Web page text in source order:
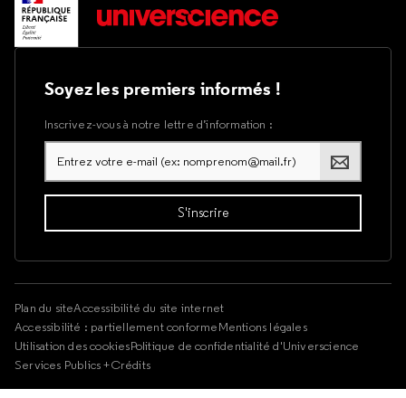
Soyez les premiers informés !
Inscrivez-vous à notre lettre d’information :
Plan du siteAccessibilité du site internet
Accessibilité : partiellement conformeMentions légales
Utilisation des cookiesPolitique de confidentialité d'Universcience
Services Publics +Crédits